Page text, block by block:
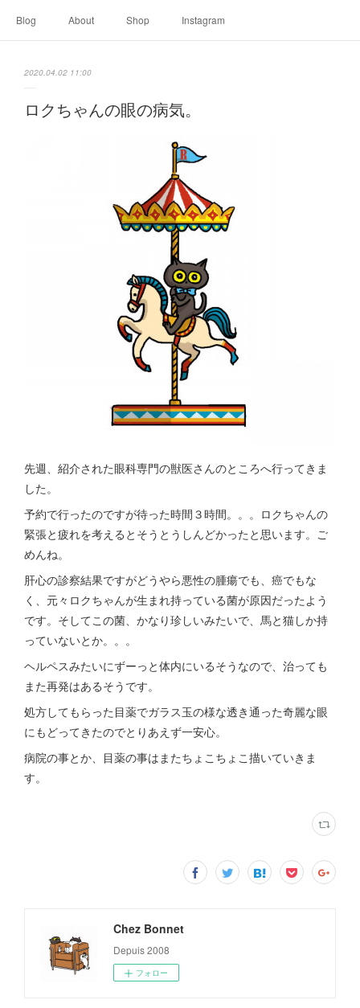
Blog About Shop Instagram
2020.04.02 11:00
ロクちゃんの眼の病気。
先週、紹介された眼科専門の獣医さんのところへ行ってきま
した。
予約で行ったのですが待った時間３時間。。。ロクちゃんの
緊張と疲れを考えるとそうとうしんどかったと思います。ご
めんね。
肝心の診察結果ですがどうやら悪性の腫瘍でも、癌でもな
く、元々ロクちゃんが生まれ持っている菌が原因だったよう
です。そしてこの菌、かなり珍しいみたいで、馬と猫しか持
っていないとか。。。
ヘルペスみたいにずーっと体内にいるそうなので、治っても
また再発はあるそうです。
処方してもらった目薬でガラス玉の様な透き通った奇麗な眼
にもどってきたのでとりあえず一安心。
病院の事とか、目薬の事はまたちょこちょこ描いていきま
す。
Chez Bonnet
Depuis 2008
フォロー